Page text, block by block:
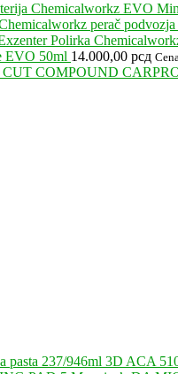
Chemicalworkz EVO
perač
EVO 50ml 14.000,00 рсд
3D ACA